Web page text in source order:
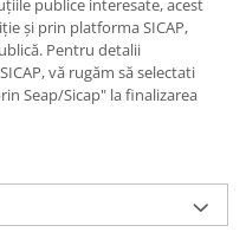
și prin platforma SICAP,
Pentru detalii
vă rugăm să selectati
Seap/Sicap" la finalizarea